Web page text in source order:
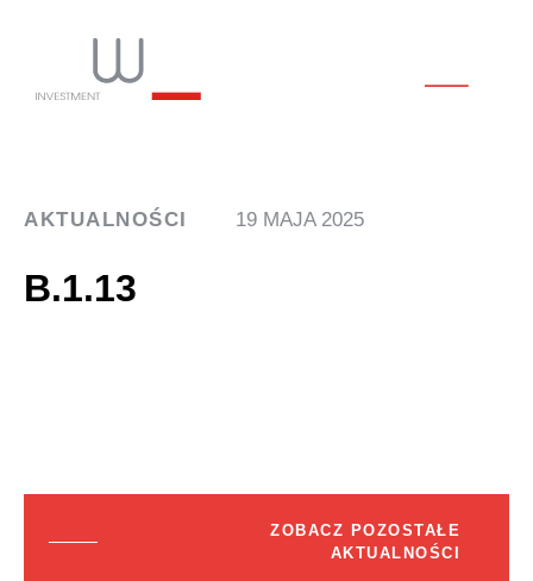
AKTUALNOŚCI 19 MAJA 2025
B.1.13
ZOBACZ POZOSTAŁE
AKTUALNOŚCI